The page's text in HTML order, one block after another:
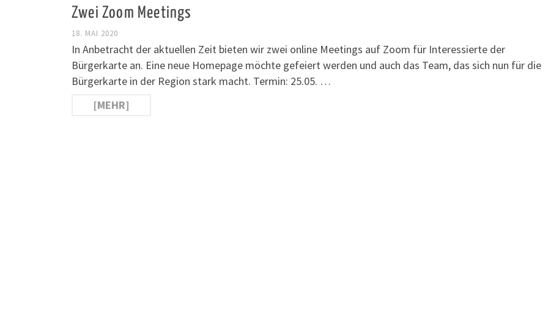
Zwei Zoom Meetings
18. MAI 2020
In Anbetracht der aktuellen Zeit bieten wir zwei online Meetings auf Zoom für Interessierte der
Bürgerkarte an. Eine neue Homepage möchte gefeiert werden und auch das Team, das sich nun für die
Bürgerkarte in der Region stark macht. Termin: 25.05. …
[MEHR]